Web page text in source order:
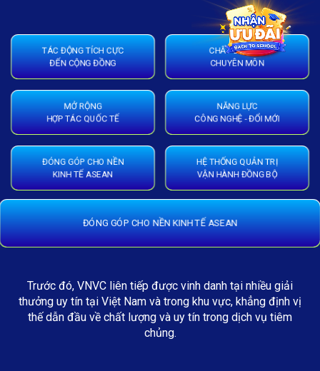
TÁC ĐỘNG TÍCH CỰC
ĐẾN CỘNG ĐỒNG
CHẤT LƯỢNG
CHUYÊN MÔN
MỞ RỘNG
HỢP TÁC QUỐC TẾ
NĂNG LỰC
CÔNG NGHỆ - ĐỔI MỚI
ĐÓNG GÓP CHO NỀN
KINH TẾ ASEAN
HỆ THỐNG QUẢN TRỊ
VẬN HÀNH ĐỒNG BỘ
ĐÓNG GÓP CHO NỀN KINH TẾ ASEAN
Trước đó, VNVC liên tiếp được vinh danh tại nhiều giải
thưởng uy tín tại Việt Nam và trong khu vực, khẳng định vị
thế dẫn đầu về chất lượng và uy tín trong dịch vụ tiêm
chủng.